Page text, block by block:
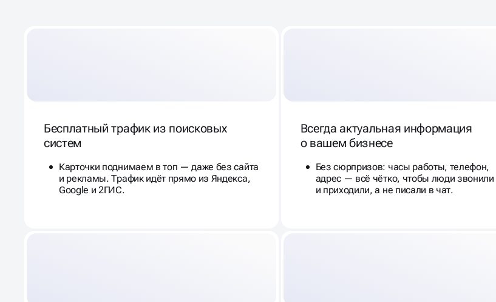
Бесплатный трафик из поисковых
систем
Карточки поднимаем в топ — даже без сайта
и рекламы. Трафик идёт прямо из Яндекса,
Google и 2ГИС.
Всегда актуальная информация
о вашем бизнесе
Без сюрпризов: часы работы, телефон,
адрес — всё чётко, чтобы люди звонили
и приходили, а не писали в чат.